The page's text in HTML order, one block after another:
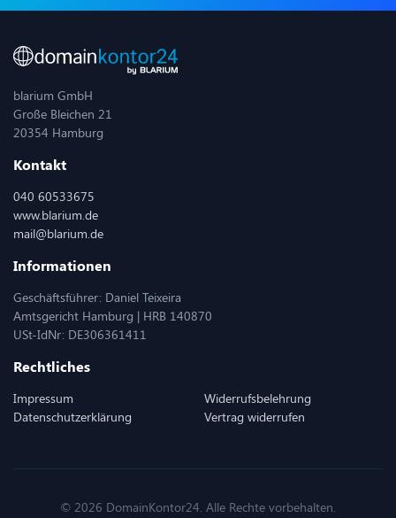
blarium GmbH
Große Bleichen 21
20354 Hamburg
Kontakt
040 60533675
www.blarium.de
mail@blarium.de
Informationen
Geschäftsführer: Daniel Teixeira
Amtsgericht Hamburg | HRB 140870
USt-IdNr: DE306361411
Rechtliches
Impressum
Datenschutzerklärung
Widerrufsbelehrung
Vertrag widerrufen
© 2026 DomainKontor24. Alle Rechte vorbehalten.